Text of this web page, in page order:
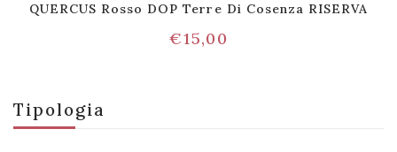
Tipologia
QUERCUS Rosso DOP Terre Di Cosenza RISERVA
€15,00